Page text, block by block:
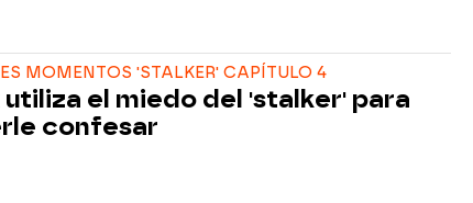
MOMENTOS 'STALKER' CAPÍTULO 4
el miedo del 'stalker' para
confesar